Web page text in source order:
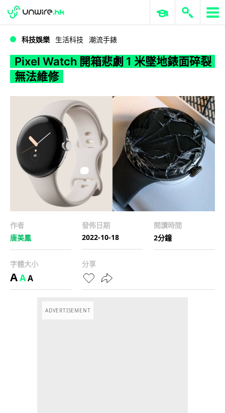
WWDC 2026 ERP 與商業 AI
科技娛樂 生活科技 潮流手錶
Pixel Watch 開箱悲劇 1 米墜地錶面碎裂
無法維修
作者
唐美鳳
發佈日期
2022-10-18
閱讀時間
2分鐘
字體大小
AAA
分享
ADVERTISEMENT